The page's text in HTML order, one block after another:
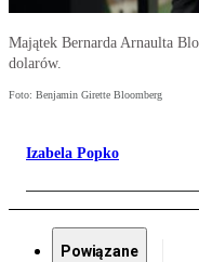
Majątek Bernarda Arnaulta
dolarów.
Foto: Benjamin Girette Bloomberg
Izabela Popko
Powiązane